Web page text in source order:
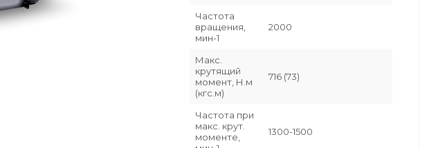
Частота
вращения,
мин-1
2000
Макс.
крутящий
момент, Н.м
(кгс.м)
716 (73)
Частота при
макс. крут.
моменте,
1300-1500